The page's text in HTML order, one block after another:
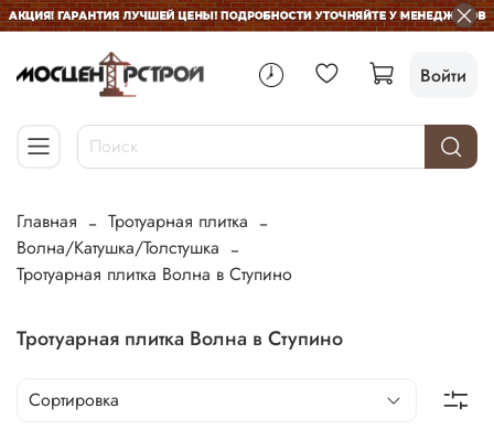
Войти
Главная
Тротуарная плитка
Волна/Катушка/Толстушка
Тротуарная плитка Волна в Ступино
Тротуарная плитка Волна в Ступино